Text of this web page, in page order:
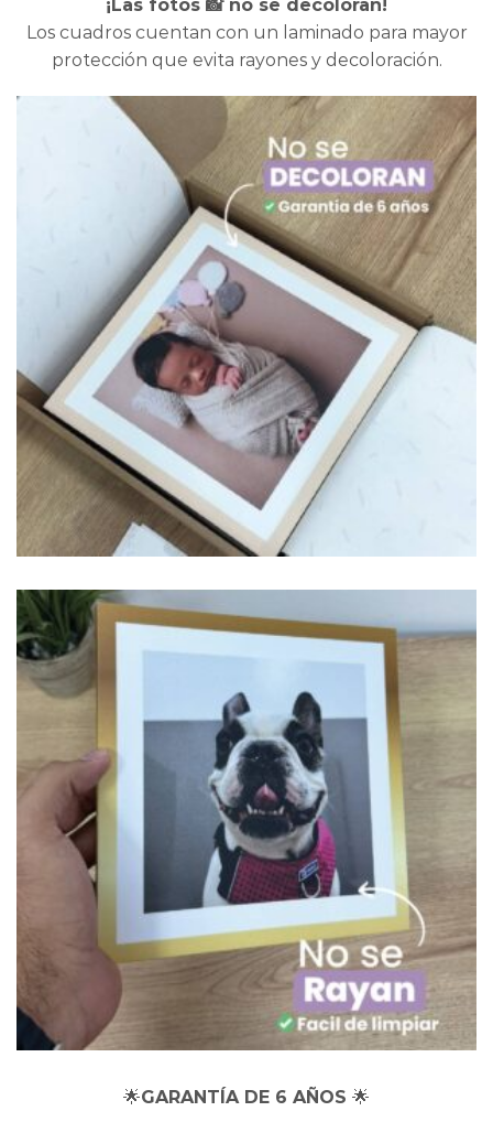
¡Las fotos 📸 no se decoloran!
Los cuadros cuentan con un laminado para mayor
protección que evita rayones y decoloración.
🌟GARANTÍA DE 6 AÑOS 🌟